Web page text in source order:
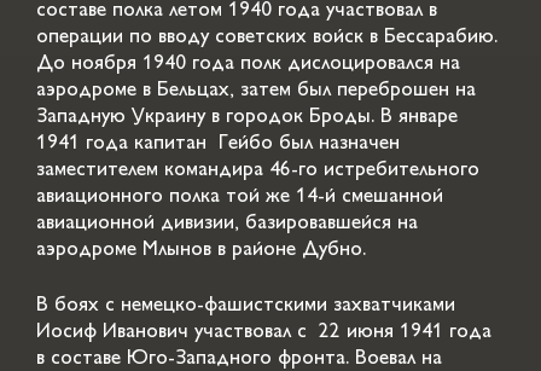
составе полка летом 1940 года участвовал в
операции по вводу советских войск в Бессарабию.
До ноября 1940 года полк дислоцировался на
аэродроме в Бельцах, затем был переброшен на
Западную Украину в городок Броды. В январе
1941 года капитан Гейбо был назначен
заместителем командира 46-го истребительного
авиационного полка той же 14-й смешанной
авиационной дивизии, базировавшейся на
аэродроме Млынов в районе Дубно.
В боях с немецко-фашистскими захватчиками
Иосиф Иванович участвовал с 22 июня 1941 года
в составе Юго-Западного фронта. Воевал на